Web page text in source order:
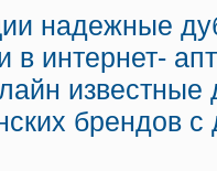
надежные
в интернет-
известные
брендов